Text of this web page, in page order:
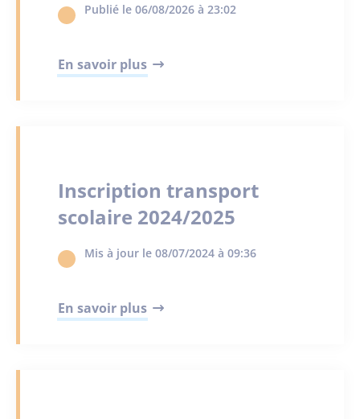
Publié le 06/08/2026 à 23:02
En savoir plus
Inscription transport
scolaire 2024/2025
Mis à jour le 08/07/2024 à 09:36
En savoir plus